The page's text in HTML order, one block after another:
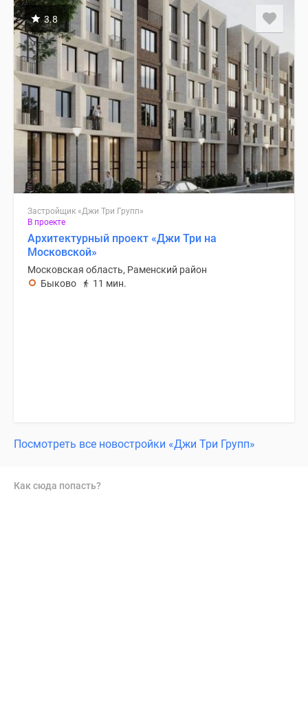
3.8
Застройщик «Джи Три Групп»
В проекте
Архитектурный проект «Джи Три на
Московской»
Московская область, Раменский район
Быково
11 мин.
Посмотреть все новостройки «Джи Три Групп»
Как сюда попасть?